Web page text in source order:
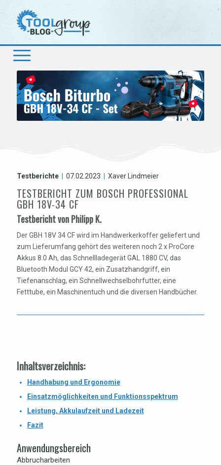
Testberichte 07.02.2023 Xaver Lindmeier
TESTBERICHT ZUM BOSCH PROFESSIONAL
GBH 18V-34 CF
Testbericht von Philipp K.
Der GBH 18V 34 CF wird im Handwerkerkoffer geliefert und
zum Lieferumfang gehört des weiteren noch 2 x ProCore
Akkus 8.0 Ah, das Schnellladegerät GAL 1880 CV, das
Bluetooth Modul GCY 42, ein Zusatzhandgriff, ein
Tiefenanschlag, ein Schnellwechselbohrfutter, eine
Fetttube, ein Maschinentuch und die diversen Handbücher.
Inhaltsverzeichnis:
Handhabung und Ergonomie
Einsatzmöglichkeiten und Funktionsspektrum
Leistung, Akkulaufzeit und Ladezeit
Fazit
Anwendungsbereich
Abbrucharbeiten